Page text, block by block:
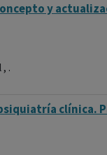
y
.
clínica.